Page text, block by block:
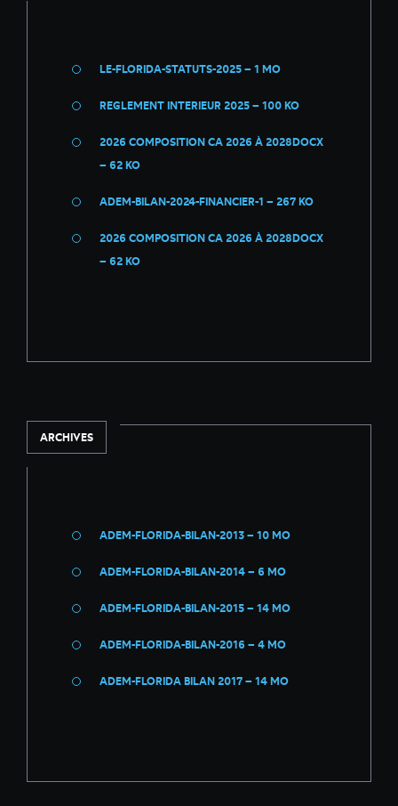
LE-FLORIDA-STATUTS-2025 – 1 MO
REGLEMENT INTERIEUR 2025 – 100 KO
2026 COMPOSITION CA 2026 À 2028DOCX
– 62 KO
ADEM-BILAN-2024-FINANCIER-1 – 267 KO
2026 COMPOSITION CA 2026 À 2028DOCX
– 62 KO
ARCHIVES
ADEM-FLORIDA-BILAN-2013 – 10 MO
ADEM-FLORIDA-BILAN-2014 – 6 MO
ADEM-FLORIDA-BILAN-2015 – 14 MO
ADEM-FLORIDA-BILAN-2016 – 4 MO
ADEM-FLORIDA BILAN 2017 – 14 MO